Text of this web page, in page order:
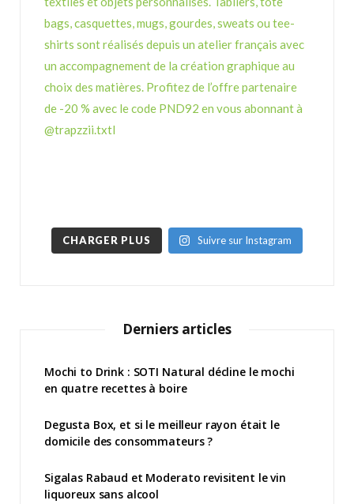
CHARGER PLUS Suivre sur Instagram
Derniers articles
Mochi to Drink : SOTI Natural décline le mochi
en quatre recettes à boire
Degusta Box, et si le meilleur rayon était le
domicile des consommateurs ?
Sigalas Rabaud et Moderato revisitent le vin
liquoreux sans alcool